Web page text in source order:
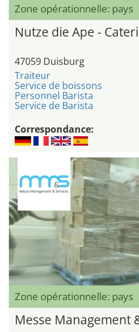
Zone opérationnelle: pays
Nutze die Ape -
47059 Duisburg
Traiteur
Service de boissons
Personnel Barista
Service de Barista
Correspondance:
Zone opérationnelle: pays
Messe Management